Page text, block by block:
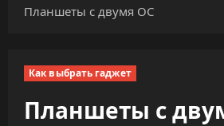
Планшеты с двумя ОС
Как выбрать гаджет
Планшеты с